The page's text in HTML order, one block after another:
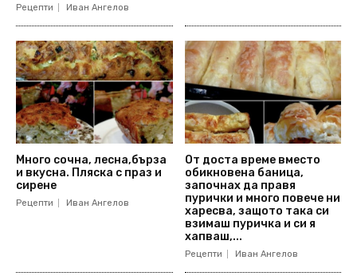
Рецепти Иван Ангелов
Много сочна, лесна,бърза
и вкусна. Пляска с праз и
сирене
Рецепти Иван Ангелов
От доста време вместо
обикновена баница,
започнах да правя
пурички и много повече ни
харесва, защото така си
взимаш пуричка и си я
хапваш,...
Рецепти Иван Ангелов